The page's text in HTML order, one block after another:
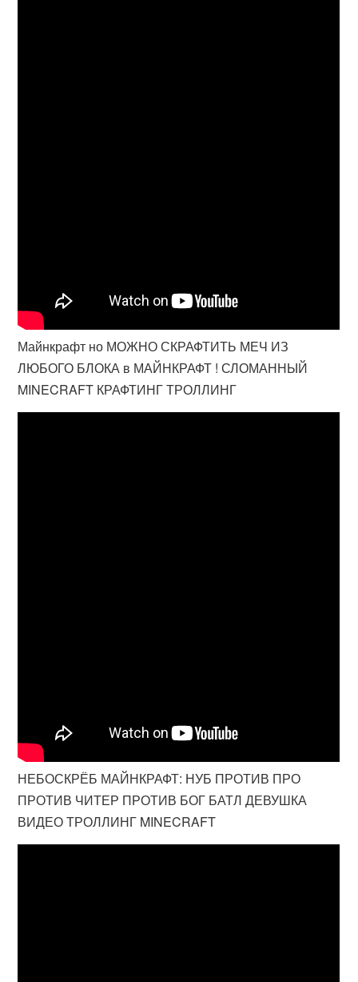
Майнкрафт но МОЖНО СКРАФТИТЬ МЕЧ ИЗ
ЛЮБОГО БЛОКА в МАЙНКРАФТ ! СЛОМАННЫЙ
MINECRAFT КРАФТИНГ ТРОЛЛИНГ
НЕБОСКРЁБ МАЙНКРАФТ: НУБ ПРОТИВ ПРО
ПРОТИВ ЧИТЕР ПРОТИВ БОГ БАТЛ ДЕВУШКА
ВИДЕО ТРОЛЛИНГ MINECRAFT